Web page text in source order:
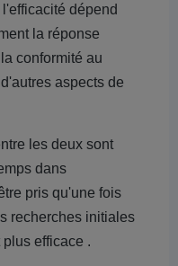
dépend
la réponse
conformité au
aspects de
les deux sont
dans
pris qu'une fois
recherches initiales
efficace .